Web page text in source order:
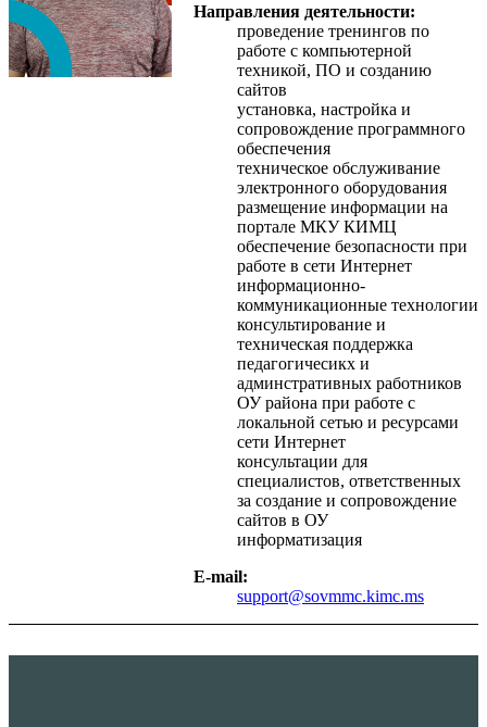
Направления деятельности:
проведение тренингов по
работе с компьютерной
техникой, ПО и созданию
сайтов
установка, настройка и
сопровождение программного
обеспечения
техническое обслуживание
электронного оборудования
размещение информации на
портале МКУ КИМЦ
обеспечение безопасности при
работе в сети Интернет
информационно-
коммуникационные технологии
консультирование и
техническая поддержка
педагогичесикх и
админстративных работников
ОУ района при работе с
локальной сетью и ресурсами
сети Интернет
консультации для
специалистов, ответственных
за создание и сопровождение
сайтов в ОУ
информатизация
E-mail:
support@sovmmc.kimc.ms